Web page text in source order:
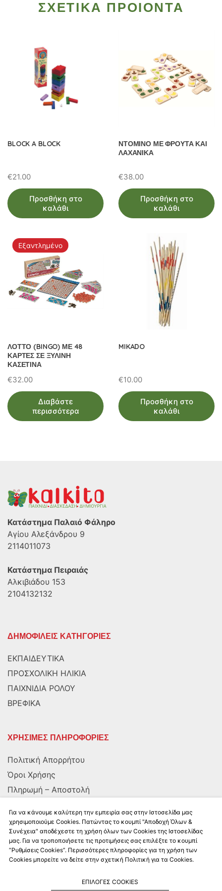
ΣΧΕΤΙΚΑ ΠΡΟΙΟΝΤΑ
BLOCK A BLOCK
€21.00
Προσθήκη στο
καλάθι
ΝΤΟΜΙΝΟ ΜΕ ΦΡΟΥΤΑ ΚΑΙ
ΛΑΧΑΝΙΚΑ
€38.00
Προσθήκη στο
καλάθι
Εξαντλημένο
ΛΟΤΤΟ (BINGO) ΜΕ 48
ΚΑΡΤΕΣ ΣΕ ΞΥΛΙΝΗ
ΚΑΣΕΤΙΝΑ
€32.00
Διαβάστε
περισσότερα
MIKADO
€10.00
Προσθήκη στο
καλάθι
Κατάστημα Παλαιό Φάληρο
Αγίου Αλεξάνδρου 9
2114011073
Κατάστημα Πειραιάς
Αλκιβιάδου 153
2104132132
ΔΗΜΟΦΙΛΕΙΣ ΚΑΤΗΓΟΡΙΕΣ
ΕΚΠΑΙΔΕΥΤΙΚΑ
ΠΡΟΣΧΟΛΙΚΗ ΗΛΙΚΙΑ
ΠΑΙΧΝΙΔΙΑ ΡΟΛΟΥ
ΒΡΕΦΙΚΑ
ΧΡΗΣΙΜΕΣ ΠΛΗΡΟΦΟΡΙΕΣ
Πολιτική Απορρήτου
Όροι Χρήσης
Πληρωμή – Αποστολή
ΑΚΟΛΟΥΘΗΣΤΕ ΜΑΣ
Για να κάνουμε καλύτερη την εμπειρία σας στην Ιστοσελίδα μας
χρησιμοποιούμε Cookies. Πατώντας το κουμπί "Αποδοχή Όλων &
Συνέχεια" αποδέχεστε τη χρήση όλων των Cookies της Ιστοσελίδας
μας. Για να τροποποιήσετε τις προτιμήσεις σας επιλέξτε το κουμπί
“Ρυθμίσεις Cookies”. Περισσότερες πληροφορίες για τη χρήση των
Cookies μπορείτε να δείτε στην σχετική Πολιτική για τα Cookies.
ΕΠΙΛΟΓΕΣ COOKIES